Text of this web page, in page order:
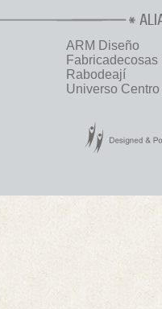
ARM Diseño
Fabricadecosas
Rabodeají
Universo Centro